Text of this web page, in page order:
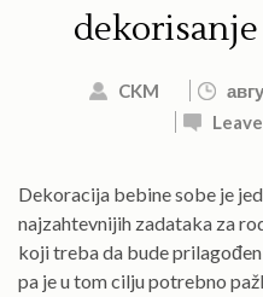
dekorisanje
CKM
Dekoracija bebine sobe je
najzahtevnijih zadataka za
koji treba da bude
pa je u tom cilju potrebno